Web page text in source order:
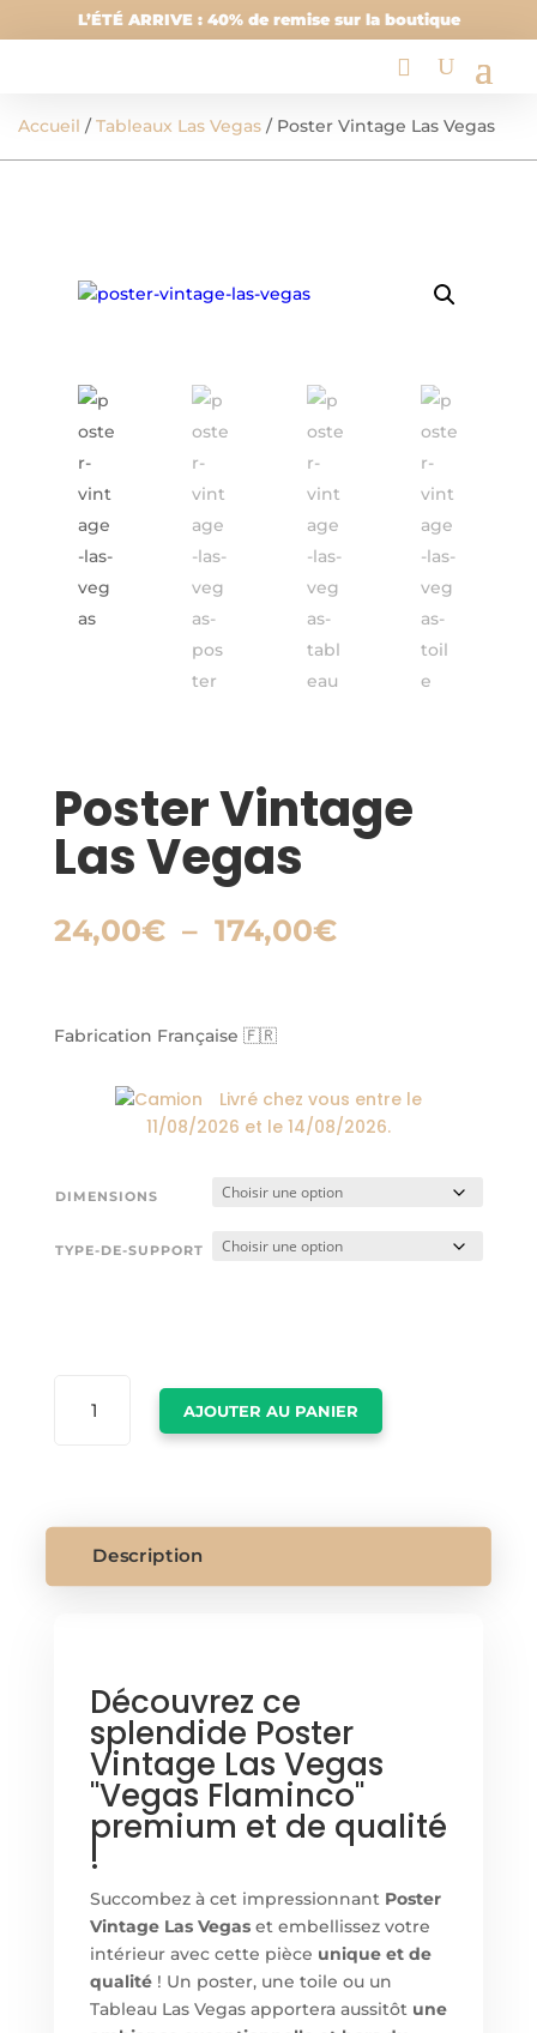
L’ÉTÉ ARRIVE : 40% de remise sur la boutique
Accueil /Tableaux Las Vegas / Poster Vintage Las Vegas
Poster Vintage
Las Vegas
24,00€ – 174,00€Plage
Fabrication Française 🇫🇷
Livré chez vous entre le
11/08/2026 et le 14/08/2026.
DIMENSIONS
TYPE-DE-SUPPORT
VEGAS
AJOUTER AU PANIER
Description
Découvrez ce
splendide Poster
Vintage Las Vegas
"Vegas Flaminco"
premium et de qualité
!
Succombez à cet impressionnant Poster
Vintage Las Vegaset embellissez votre
intérieur avec cette pièce unique et de
qualité! Un poster, une toile ou un
Tableau Las Vegas apportera aussitôt une